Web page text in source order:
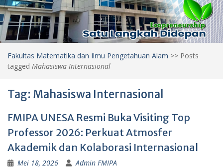
Fakultas Matematika dan Ilmu Pengetahuan Alam >> Posts
tagged Mahasiswa Internasional
Tag: Mahasiswa Internasional
FMIPA UNESA Resmi Buka Visiting Top
Professor 2026: Perkuat Atmosfer
Akademik dan Kolaborasi Internasional
Mei 18, 2026 Admin FMIPA